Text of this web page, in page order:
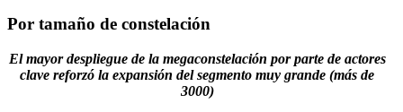
Por tamaño de constelación
El mayor despliegue de la megaconstelación por parte de actores
clave reforzó la expansión del segmento muy grande (más de
3000)